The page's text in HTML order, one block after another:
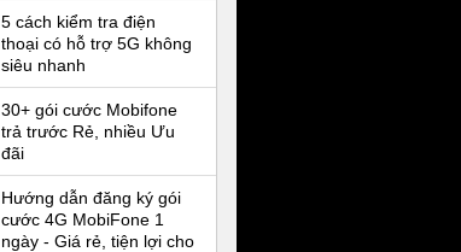
5 cách kiểm tra điện
thoại có hỗ trợ 5G không
siêu nhanh
30+ gói cước Mobifone
trả trước Rẻ, nhiều Ưu
đãi
Hướng dẫn đăng ký gói
cước 4G MobiFone 1
ngày - Giá rẻ, tiện lợi cho